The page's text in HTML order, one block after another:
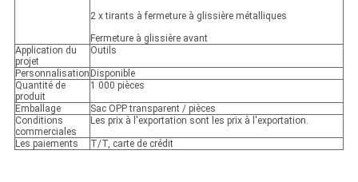
2 x tirants à fermeture à glissière métalliques
Fermeture à glissière avant
Application du
projet
Outils
Personnalisation Disponible
Quantité de
produit
1 000 pièces
Emballage
Sac OPP transparent / pièces
Conditions
commerciales
Les prix à l'exportation sont les prix à l'exportation.
Les paiements T/T, carte de crédit